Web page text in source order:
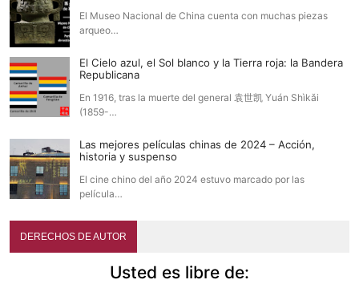
El Museo Nacional de China cuenta con muchas piezas
arqueo…
El Cielo azul, el Sol blanco y la Tierra roja: la Bandera
Republicana
En 1916, tras la muerte del general 袁世凯 Yuán Shìkǎi
(1859-…
Las mejores películas chinas de 2024 – Acción,
historia y suspenso
El cine chino del año 2024 estuvo marcado por las
película…
DERECHOS DE AUTOR
Usted es libre de: